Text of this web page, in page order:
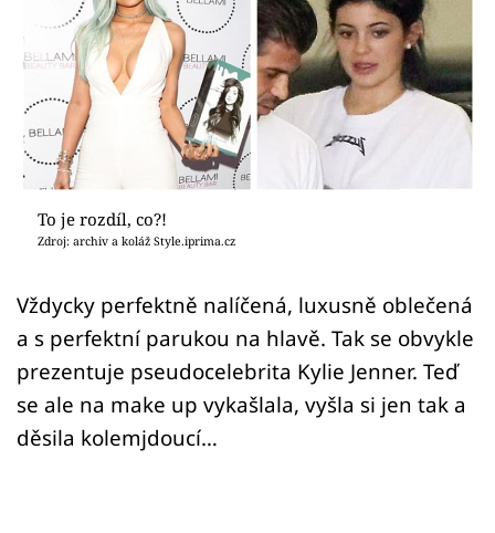
Sex a vztahy
Videa
Sledujte prima+
Přihlášení
Sledujte nás
To je rozdíl, co?!
Zdroj: archiv a koláž Style.iprima.cz
Vždycky perfektně nalíčená, luxusně oblečená
a s perfektní parukou na hlavě. Tak se obvykle
prezentuje pseudocelebrita Kylie Jenner. Teď
se ale na make up vykašlala, vyšla si jen tak a
děsila kolemjdoucí…